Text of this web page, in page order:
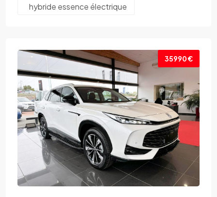
hybride essence électrique
35990 €